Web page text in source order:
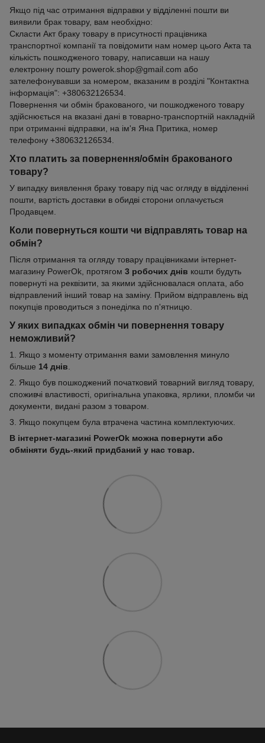
Якщо під час отримання відправки у відділенні пошти ви
виявили брак товару, вам необхідно:
Скласти Акт браку товару в присутності працівника
транспортної компанії та повідомити нам номер цього Акта та
кількість пошкодженого товару, написавши на нашу
електронну пошту powerok.shop@gmail.com або
зателефонувавши за номером, вказаним в розділі "Контактна
інформація": +380632126534.
Повернення чи обмін бракованого, чи пошкодженого товару
здійснюється на вказані дані в товарно-транспортній накладній
при отриманні відправки, на ім'я Яна Притика, номер
телефону +380632126534.
Хто платить за повернення/обмін бракованого
товару?
У випадку виявлення браку товару під час огляду в відділенні
пошти, вартість доставки в обидві сторони оплачується
Продавцем.
Коли повернуться кошти чи відправлять товар на
обмін?
Після отримання та огляду товару працівниками інтернет-
магазину PowerOk, протягом 3 робочих днів кошти будуть
повернуті на реквізити, за якими здійснювалася оплата, або
відправлений інший товар на заміну. Прийом відправлень від
покупців проводиться з понеділка по п'ятницю.
У яких випадках обмін чи повернення товару
неможливий?
1. Якщо з моменту отримання вами замовлення минуло
більше 14 днів
2. Якщо був пошкоджений початковий товарний вигляд товару,
споживчі властивості, оригінальна упаковка, ярлики, пломби чи
документи, видані разом з товаром.
3. Якщо покупцем була втрачена частина комплектуючих.
В інтернет-магазині PowerOk можна повернути або
обміняти будь-який придбаний у нас товар.